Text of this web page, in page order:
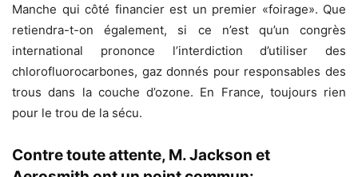
Manche qui côté financier est un premier «foirage». Que
retiendra-t-on également, si ce n’est qu’un congrès
international prononce l’interdiction d’utiliser des
chlorofluorocarbones, gaz donnés pour responsables des
trous dans la couche d’ozone. En France, toujours rien
pour le trou de la sécu.
Contre toute attente, M. Jackson et